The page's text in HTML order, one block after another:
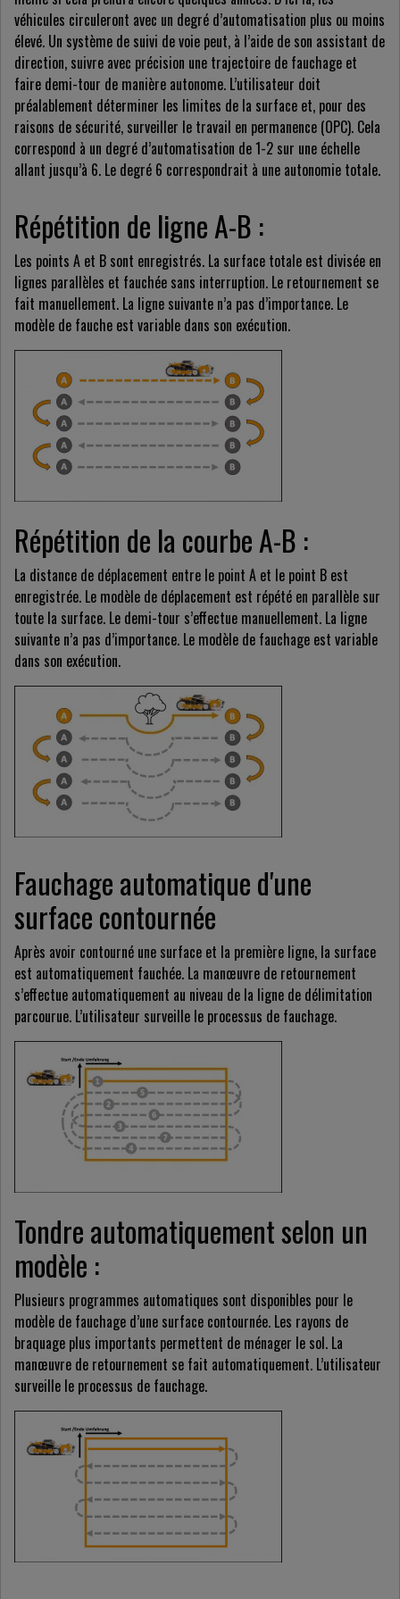
véhicules circuleront avec un degré d’automatisation plus ou moins
élevé. Un système de suivi de voie peut, à l’aide de son assistant de
direction, suivre avec précision une trajectoire de fauchage et
faire demi-tour de manière autonome. L’utilisateur doit
préalablement déterminer les limites de la surface et, pour des
raisons de sécurité, surveiller le travail en permanence (OPC). Cela
correspond à un degré d’automatisation de 1-2 sur une échelle
allant jusqu’à 6. Le degré 6 correspondrait à une autonomie totale.
Répétition de ligne A-B :
Les points A et B sont enregistrés. La surface totale est divisée en
lignes parallèles et fauchée sans interruption. Le retournement se
fait manuellement. La ligne suivante n’a pas d’importance. Le
modèle de fauche est variable dans son exécution.
Répétition de la courbe A-B :
La distance de déplacement entre le point A et le point B est
enregistrée. Le modèle de déplacement est répété en parallèle sur
toute la surface. Le demi-tour s’effectue manuellement. La ligne
suivante n’a pas d’importance. Le modèle de fauchage est variable
dans son exécution.
Fauchage automatique d'une
surface contournée
Après avoir contourné une surface et la première ligne, la surface
est automatiquement fauchée. La manœuvre de retournement
s’effectue automatiquement au niveau de la ligne de délimitation
parcourue. L’utilisateur surveille le processus de fauchage.
Tondre automatiquement selon un
modèle :
Plusieurs programmes automatiques sont disponibles pour le
modèle de fauchage d’une surface contournée. Les rayons de
braquage plus importants permettent de ménager le sol. La
manœuvre de retournement se fait automatiquement. L’utilisateur
surveille le processus de fauchage.